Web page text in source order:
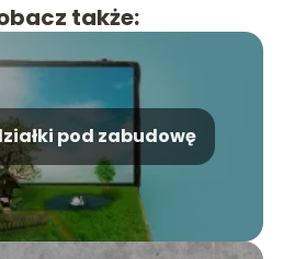
także:
pod zabudowę